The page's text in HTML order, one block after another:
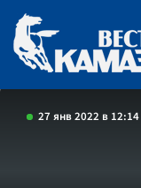
27 янв 2022 в 12:14